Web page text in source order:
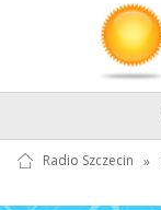
Radio Szczecin »